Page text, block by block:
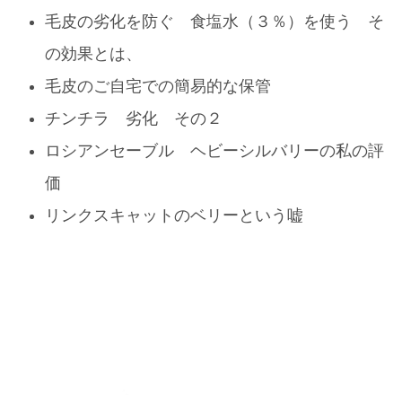
毛皮の劣化を防ぐ 食塩水（３％）を使う そ
の効果とは、
毛皮のご自宅での簡易的な保管
チンチラ 劣化 その２
ロシアンセーブル ヘビーシルバリーの私の評
価
リンクスキャットのベリーという嘘